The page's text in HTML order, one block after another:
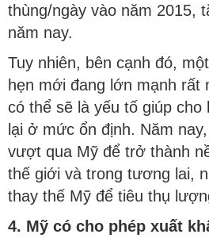
thùng/ngày vào năm 2015,
năm nay.
Tuy nhiên, bên cạnh đó,
hẹn mới đang lớn mạnh rất
có thể sẽ là yếu tố giúp
lại ở mức ổn định. Năm
vượt qua Mỹ để trở thành
thế giới và trong tương lai,
thay thế Mỹ để tiêu thụ
4. Mỹ có cho phép xuất